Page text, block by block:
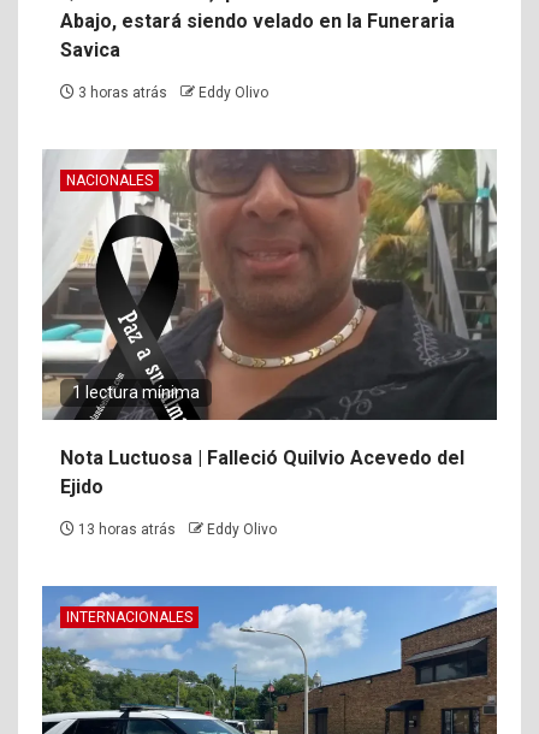
Abajo, estará siendo velado en la Funeraria
Savica
3 horas atrás Eddy Olivo
NACIONALES
1 lectura mínima
Nota Luctuosa | Falleció Quilvio Acevedo del
Ejido
13 horas atrás Eddy Olivo
INTERNACIONALES